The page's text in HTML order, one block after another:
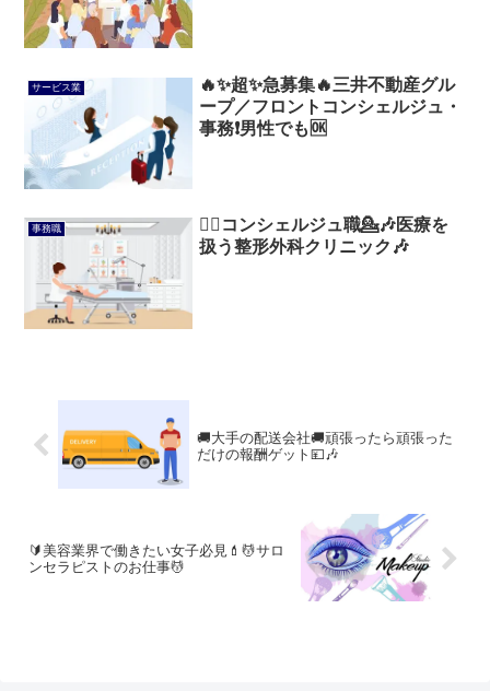
サービス業
🔥✨超✨急募集🔥三井不動産グル
ープ／フロントコンシェルジュ・
事務❗男性でも🆗
事務職
💁‍♂️コンシェルジュ職💁🎶医療を
扱う整形外科クリニック🎶
🚚大手の配送会社🚚頑張ったら頑張った
だけの報酬ゲット💴🎶
🔰美容業界で働きたい女子必見💄💆サロ
ンセラピストのお仕事💆